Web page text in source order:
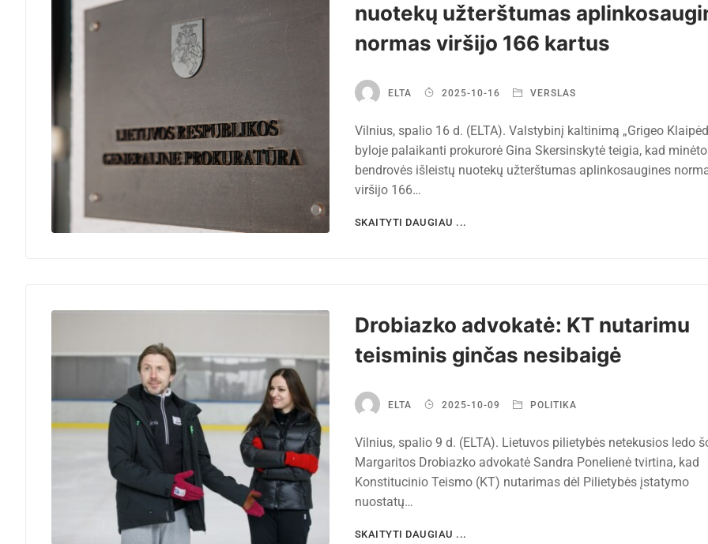
nuotekų užterštumas
normas viršijo 166 kartus
ELTA 2025-10-16 VERSLAS
Vilnius, spalio 16 d. (ELTA). Valstybinį kaltinimą „Grigeo
byloje palaikanti prokurorė Gina Skersinskytė teigia, kad
bendrovės išleistų nuotekų užterštumas aplinkosaugines
viršijo 166…
SKAITYTI DAUGIAU ...
Drobiazko advokatė: KT nutarimu
teisminis ginčas nesibaigė
ELTA 2025-10-09 POLITIKA
Vilnius, spalio 9 d. (ELTA). Lietuvos pilietybės netekusios ledo
Margaritos Drobiazko advokatė Sandra Ponelienė tvirtina, kad
Konstitucinio Teismo (KT) nutarimas dėl Pilietybės įstatymo
nuostatų…
SKAITYTI DAUGIAU ...